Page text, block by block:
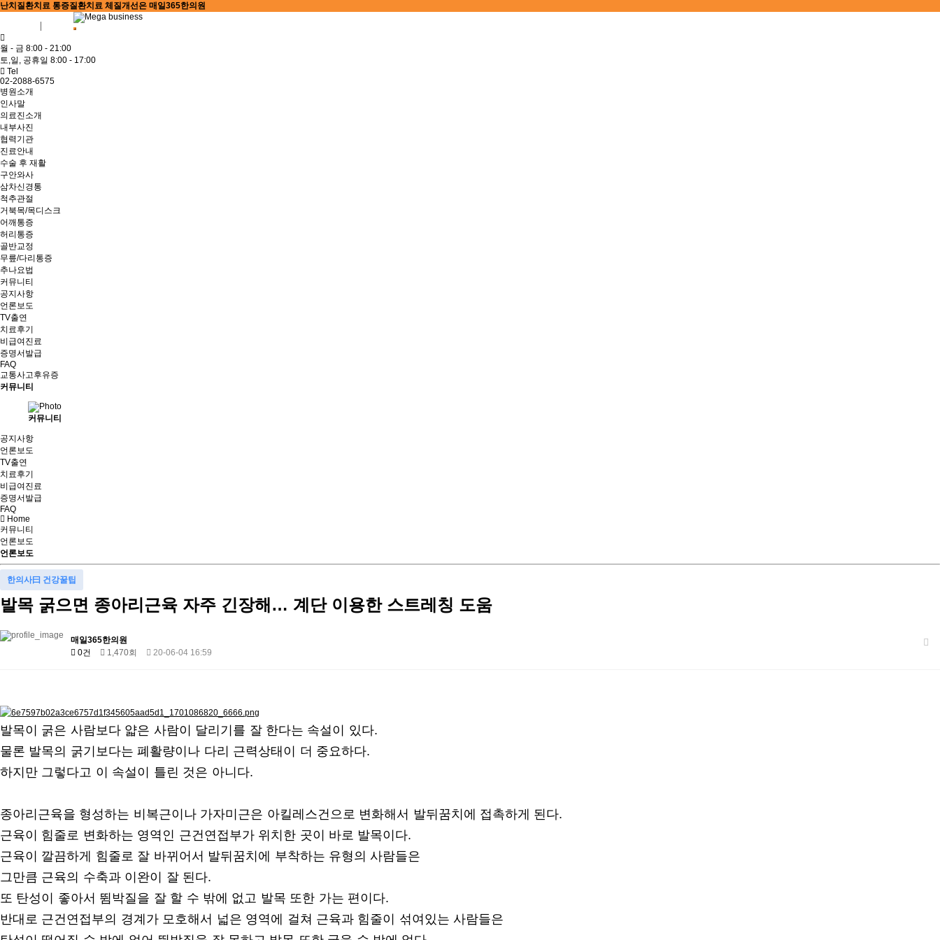
난치질환치료 통증질환치료 체질개선은 매일365한의원
월 - 금 8:00 - 21:00
토,일, 공휴일 8:00 - 17:00
Tel
02-2088-6575
병원소개
인사말
의료진소개
내부사진
협력기관
진료안내
수술 후 재활
구안와사
삼차신경통
척추관절
거북목/목디스크
어깨통증
허리통증
골반교정
무릎/다리통증
추나요법
커뮤니티
공지사항
언론보도
TV출연
치료후기
비급여진료
증명서발급
FAQ
교통사고후유증
커뮤니티
커뮤니티
공지사항
언론보도
TV출연
치료후기
비급여진료
증명서발급
FAQ
Home
커뮤니티
언론보도
언론보도
한의사曰 건강꿀팁
발목 굵으면 종아리근육 자주 긴장해… 계단 이용한 스트레칭 도움
매일365한의원
0건
1,470회 20-06-04 16:59
발목이 굵은 사람보다 얇은 사람이 달리기를 잘 한다는 속설이 있다.
물론 발목의 굵기보다는 폐활량이나 다리 근력상태이 더 중요하다.
하지만 그렇다고 이 속설이 틀린 것은 아니다.
종아리근육을 형성하는 비복근이나 가자미근은 아킬레스건으로 변화해서 발뒤꿈치에 접촉하게 된다.
근육이 힘줄로 변화하는 영역인 근건연접부가 위치한 곳이 바로 발목이다.
근육이 깔끔하게 힘줄로 잘 바뀌어서 발뒤꿈치에 부착하는 유형의 사람들은
그만큼 근육의 수축과 이완이 잘 된다.
또 탄성이 좋아서 뜀박질을 잘 할 수 밖에 없고 발목 또한 가는 편이다.
반대로 근건연접부의 경계가 모호해서 넓은 영역에 걸쳐 근육과 힘줄이 섞여있는 사람들은